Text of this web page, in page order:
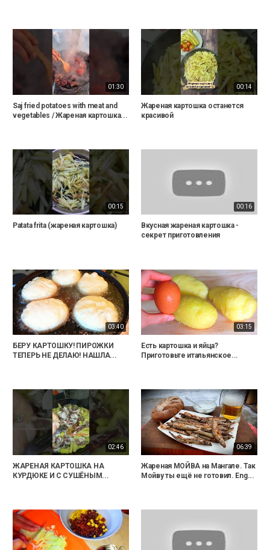
01:30
Saj fried potatoes with meat and
vegetables / Жареная картошка...
00:14
Жареная картошка останется
красивой
00:15
Patata frita (жареная картошка)
00:16
Вкусная жареная картошка -
секрет приготовления
03:40
БЕРУ КАРТОШКУ! ПИРОЖКИ
ТЕПЕРЬ НЕ ДЕЛАЮ! НАШЛА...
03:15
Есть картошка и яйца?
Приготовьте итальянское...
02:46
ЖАРЕНАЯ КАРТОШКА НА
КУРДЮКЕ И С СУШЁНЫМ...
06:39
Жареная МОЙВА на Мангале. Так
Мойву ты ещё не готовил. Eng...